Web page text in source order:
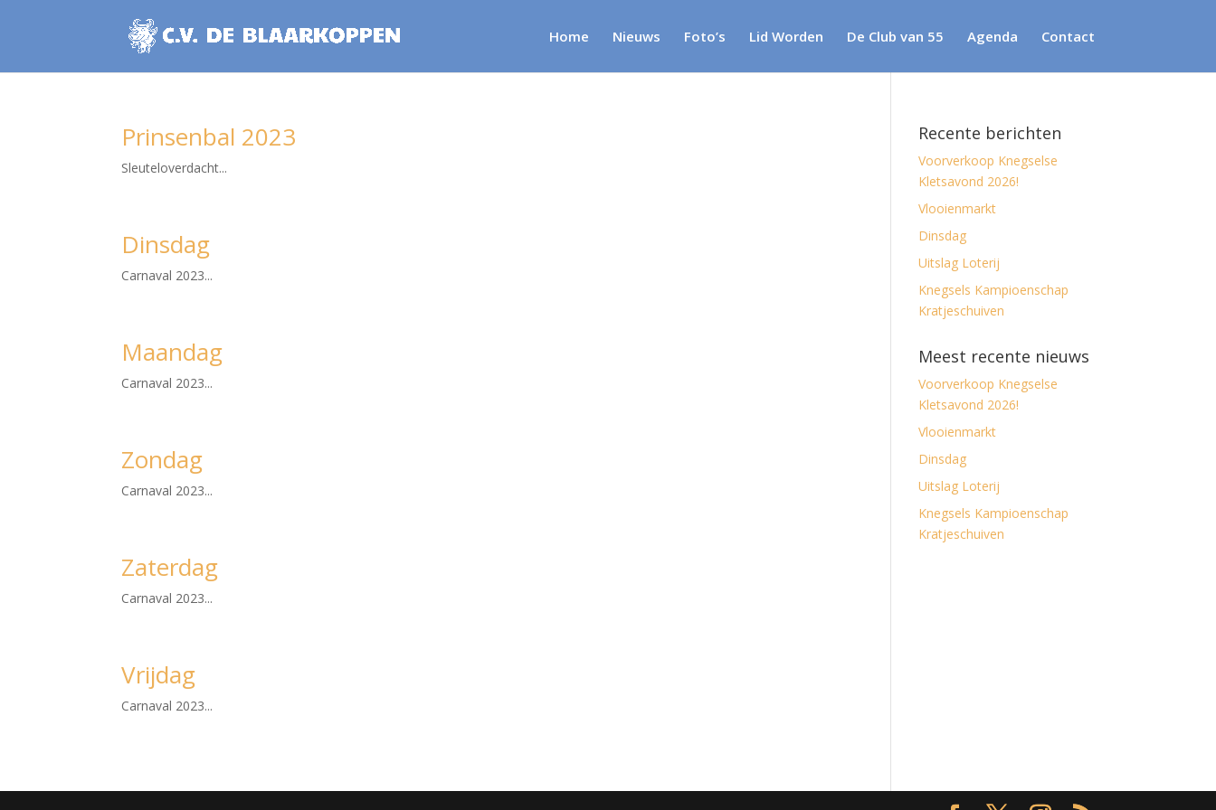
Home Nieuws Foto’s Lid Worden De Club van 55 Agenda Contact
Prinsenbal 2023
Sleuteloverdacht...
Dinsdag
Carnaval 2023...
Maandag
Carnaval 2023...
Zondag
Carnaval 2023...
Zaterdag
Carnaval 2023...
Vrijdag
Carnaval 2023...
Recente berichten
Voorverkoop Knegselse
Kletsavond 2026!
Vlooienmarkt
Dinsdag
Uitslag Loterij
Knegsels Kampioenschap
Kratjeschuiven
Meest recente nieuws
Voorverkoop Knegselse
Kletsavond 2026!
Vlooienmarkt
Dinsdag
Uitslag Loterij
Knegsels Kampioenschap
Kratjeschuiven